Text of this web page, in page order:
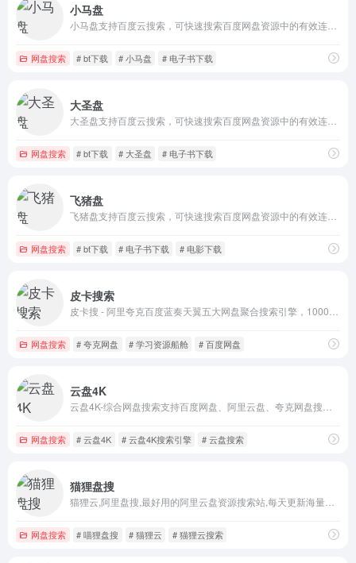
小马盘
网盘搜索 # bt下载 # 小马盘 # 电子书下载
大圣盘
网盘搜索 # bt下载 # 大圣盘 # 电子书下载
飞猪盘
网盘搜索 # bt下载 # 电子书下载 # 电影下载
皮卡搜索
网盘搜索 # 夸克网盘 # 学习资源船舱 # 百度网盘
云盘4K
网盘搜索 # 云盘4K # 云盘4K搜索引擎 # 云盘搜索
猫狸盘搜
网盘搜索 # 喵狸盘搜 # 猫狸云 # 猫狸云搜索